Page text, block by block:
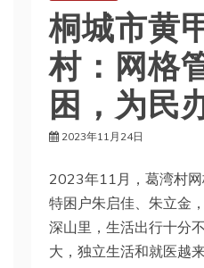
桐城市黄
村：网格
困，为民
2023年11月24日
2023年11月，葛湾村
特困户朱启佳、朱立金
深山里，生活出行十分
大，独立生活和就医越